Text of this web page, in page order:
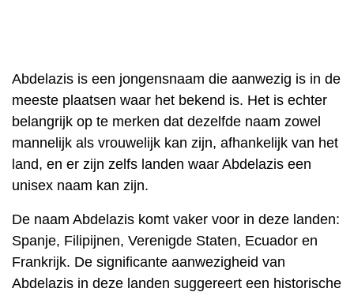
Abdelazis is een jongensnaam die aanwezig is in de
meeste plaatsen waar het bekend is. Het is echter
belangrijk op te merken dat dezelfde naam zowel
mannelijk als vrouwelijk kan zijn, afhankelijk van het
land, en er zijn zelfs landen waar Abdelazis een
unisex naam kan zijn.
De naam Abdelazis komt vaker voor in deze landen:
Spanje, Filipijnen, Verenigde Staten, Ecuador en
Frankrijk. De significante aanwezigheid van
Abdelazis in deze landen suggereert een historische